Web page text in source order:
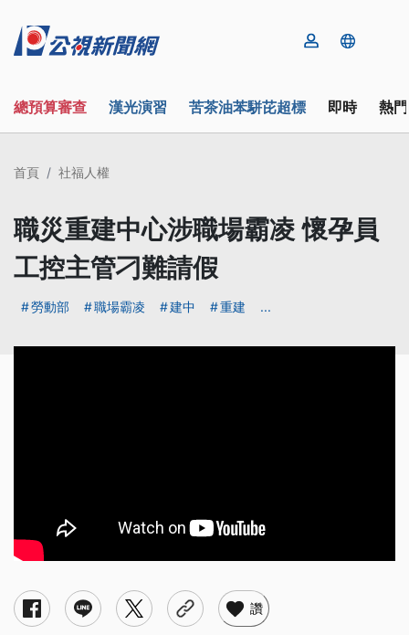
總預算審查 漢光演習 苦茶油苯駢芘超標 即時 熱
首頁 社福人權
職災重建中心涉職場霸凌 懷孕員
工控主管刁難請假
勞動部 職場霸凌 建中 重建 ...
讚